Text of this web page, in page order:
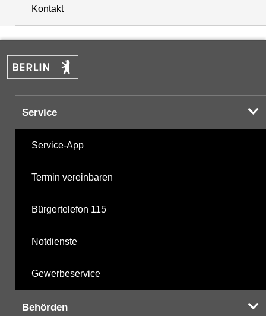
+
−
Kontakt
Service
Service-App
Termin vereinbaren
Bürgertelefon 115
Notdienste
Gewerbeservice
Behörden